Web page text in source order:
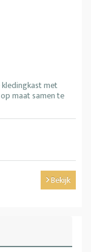
met
maat samen te
Bekijk